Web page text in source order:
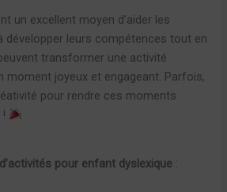
un excellent moyen d’aider les
développer leurs compétences tout en
transformer une activité
moment joyeux et engageant. Parfois,
pour rendre ces moments
pour enfant dyslexique :